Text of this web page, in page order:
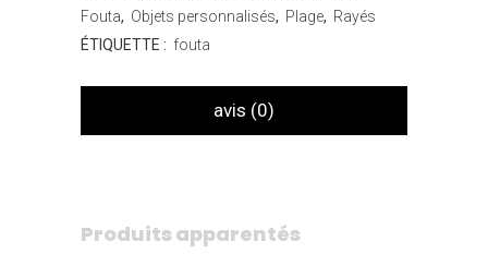
Fouta, Objets personnalisés, Plage, Rayés
ÉTIQUETTE : fouta
avis (0)
Produits apparentés